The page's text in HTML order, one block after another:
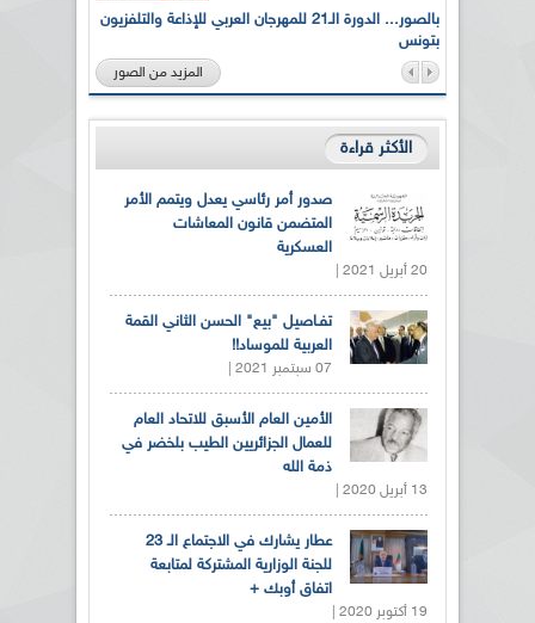
بالصور... الدورة الـ21 للمهرجان العربي للإذاعة والتلفزيون
بتونس
المزيد من الصور
الأكثر قراءة
صدور أمر رئاسي يعدل ويتمم الأمر
المتضمن قانون المعاشات
العسكرية
20 أبريل 2021 |
تفـاصيل "بيع" الحسن الثاني القمة
العربية للموساد!!
07 سبتمبر 2021 |
الأمين العام الأسبق للاتحاد العام
للعمال الجزائريين الطيب بلخضر في
ذمة الله
13 أبريل 2020 |
عطار يشارك في الاجتماع الـ 23
للجنة الوزارية المشتركة لمتابعة
اتفاق أوبك +
19 أكتوبر 2020 |